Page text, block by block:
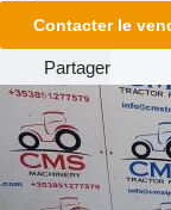
Contacter le
Partager